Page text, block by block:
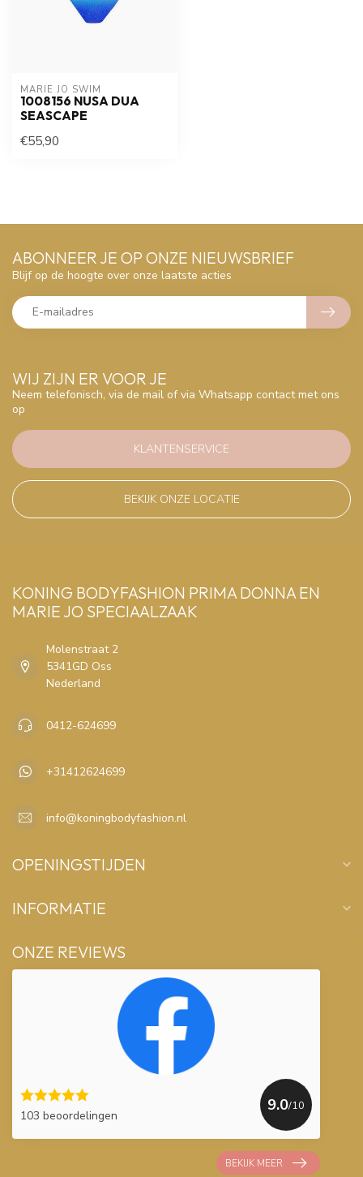
MARIE JO SWIM
1008156 NUSA DUA
SEASCAPE
€55,90
WIJ ZIJN ER VOOR JE
Neem telefonisch, via de mail of via Whatsapp contact met ons
op
KLANTENSERVICE
BEKIJK ONZE LOCATIE
ABONNEER JE OP ONZE NIEUWSBRIEF
Blijf op de hoogte over onze laatste acties
KONING BODYFASHION PRIMA DONNA EN
MARIE JO SPECIAALZAAK
Molenstraat 2
5341GD Oss
Nederland
0412-624699
+31412624699
info@koningbodyfashion.nl
OPENINGSTIJDEN
INFORMATIE
ONZE REVIEWS
103 beoordelingen
9.0/10
BEKIJK MEER